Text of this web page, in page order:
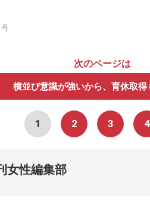
次のページは
横並び意識が強いから、育休取得
1 2 3 4
女性編集部